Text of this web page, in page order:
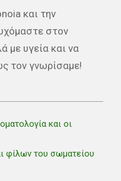
και την
στον
με υγεία και να
τον γνωρίσαμε!
και οι
φίλων του σωματείου